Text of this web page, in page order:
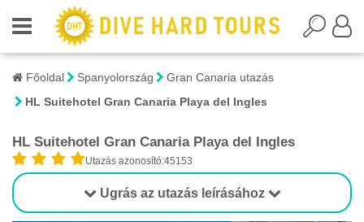
Főoldal Spanyolország
Gran Canaria utazás
HL Suitehotel Gran Canaria Playa del Ingles
HL Suitehotel Gran Canaria Playa del Ingles
Utazás azonosító:45153
Ugrás az utazás leírásához